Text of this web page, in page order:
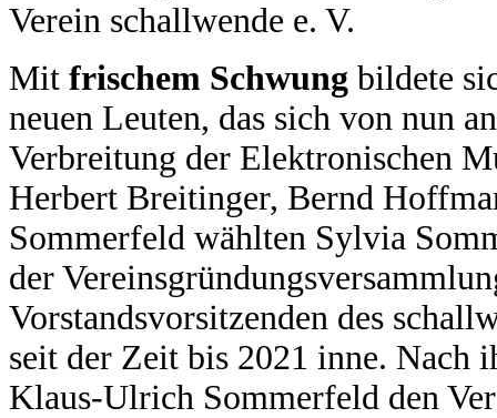
Verein schallwende e. V.
Mit frischem Schwung bildete
neuen Leuten, das sich von nun
Verbreitung der Elektronischen
Herbert Breitinger, Bernd
Sommerfeld wählten Sylvia
der
Vorstandsvorsitzenden des
seit der Zeit bis 2021 inne. Nach
Klaus-Ulrich Sommerfeld den